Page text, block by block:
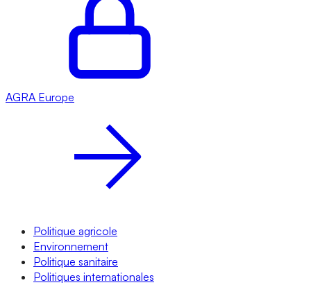
AGRA Europe
Politique agricole
Environnement
Politique sanitaire
Politiques internationales